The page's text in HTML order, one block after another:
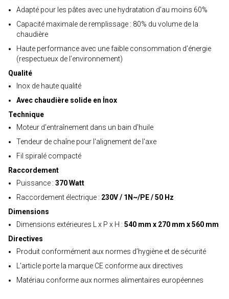
Adapté pour les pâtes avec une hydratation d'au moins 60%
Capacité maximale de remplissage : 80% du volume de la
chaudière
Haute performance avec une faible consommation d’énergie
(respectueux de l’environnement)
Qualité
Inox de haute qualité
Avec chaudière solide en İnox
Technique
Moteur d'entraînement dans un bain d'huile
Tendeur de chaîne pour l'alignement de l'axe
Fil spiralé compacté
Raccordement
Puissance : 370 Watt
Raccordement électrique : 230V / 1N~/PE / 50 Hz
Dimensions
Dimensions extérieures L x P x H : 540 mm x 270 mm x 560 mm
Directives
Produit conformément aux normes d’hygiène et de sécurité
L'article porte la marque CE conforme aux directives
Matériau conforme aux normes alimentaires européennes